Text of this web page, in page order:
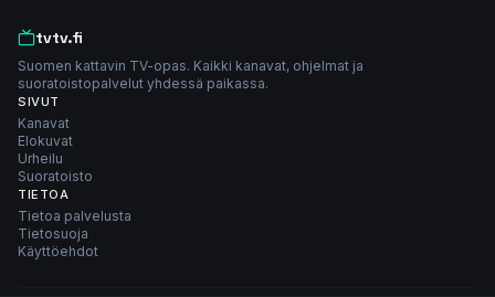
tvtv.fi
Suomen kattavin TV-opas. Kaikki kanavat, ohjelmat ja
suoratoistopalvelut yhdessä paikassa.
SIVUT
Kanavat
Elokuvat
Urheilu
Suoratoisto
TIETOA
Tietoa palvelusta
Tietosuoja
Käyttöehdot